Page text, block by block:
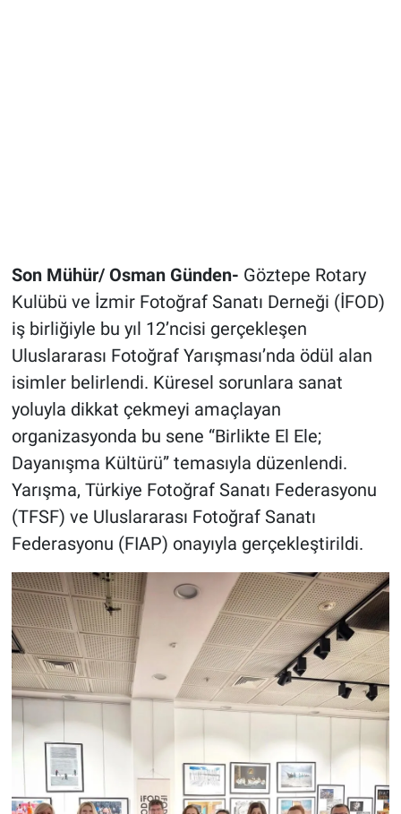
Son Mühür/ Osman Günden- Göztepe Rotary
Kulübü ve İzmir Fotoğraf Sanatı Derneği (İFOD)
iş birliğiyle bu yıl 12’ncisi gerçekleşen
Uluslararası Fotoğraf Yarışması’nda ödül alan
isimler belirlendi. Küresel sorunlara sanat
yoluyla dikkat çekmeyi amaçlayan
organizasyonda bu sene “Birlikte El Ele;
Dayanışma Kültürü” temasıyla düzenlendi.
Yarışma, Türkiye Fotoğraf Sanatı Federasyonu
(TFSF) ve Uluslararası Fotoğraf Sanatı
Federasyonu (FIAP) onayıyla gerçekleştirildi.